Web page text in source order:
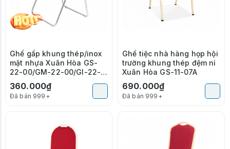
Ghế gấp khung thép/inox
mặt nhựa Xuân Hòa GS-
22-00/GM-22-00/GI-22-
00
360.000₫
Đã bán 999+
Ghế tiệc nhà hàng họp hội
trường khung thép đệm nỉ
Xuân Hòa GS-11-07A
690.000₫
Đã bán 999+